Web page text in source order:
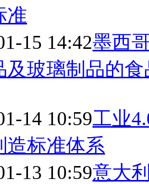
准
15 14:42墨西
及玻璃制品的
14 10:59工业
造标准体系
13 10:59意大